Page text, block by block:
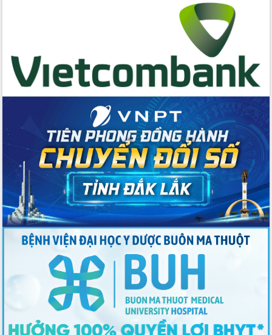
2026
Đẩy mạnh cải cách hành chính, quyết
tâm đạt được mục tiêu tăng trưởng
hai con số trong năm 2026
Tổ chức trang trọng Lễ hội Đền thờ
Lương Văn Chánh năm 2026
Phó Bí thư Tỉnh ủy Đắk Lắk Đỗ Hữu
Huy giữ chức Bí thư Đảng ủy Ủy Ban
Nhân dân tỉnh
Bệnh án điện tử thúc đẩy chuyển đổi
số y tế tại Đắk Lắk
Chuyển đổi số thư viện: Mở rộng
không gian tri thức trong thời đại số
Đánh giá, rút kinh nghiệm công tác tổ
chức diễn tập trước ngày bầu cử
Chương trình “Gặp gỡ hữu nghị –
Friendship Meeting New Year 2026”
Bầu cử Quốc hội và HĐND: Cử tri Đắk
Lắk gửi gắm niềm tin, kỳ vọng vào lá
phiếu
Đắk Lắk sẵn sàng các điều kiện cho